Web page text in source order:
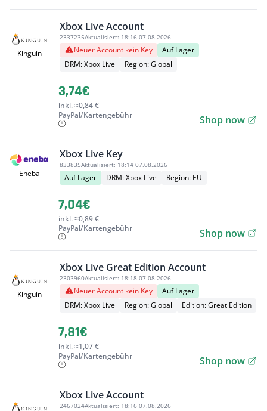
Kinguin
Xbox Live Account
2337235Aktualisiert: 18:16 07.08.2026
Neuer Account kein Key
Auf Lager
DRM: Xbox Live
Region: Global
3,74€
inkl. ≈0,84 €
PayPal/Kartengebühr
Shop now
Eneba
Xbox Live Key
833835Aktualisiert: 18:14 07.08.2026
Auf Lager DRM: Xbox Live Region: EU
7,04€
inkl. ≈0,89 €
PayPal/Kartengebühr
Shop now
Kinguin
Xbox Live Great Edition Account
2303960Aktualisiert: 18:18 07.08.2026
Neuer Account kein Key
Auf Lager
DRM: Xbox Live
Region: Global Edition: Great Edition
7,81€
inkl. ≈1,07 €
PayPal/Kartengebühr
Shop now
Xbox Live Account
2467024Aktualisiert: 18:16 07.08.2026